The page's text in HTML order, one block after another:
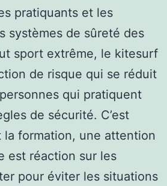
pratiquants et les
systèmes de sûreté des
sport extrême, le kitesurf
de risque qui se réduit
qui pratiquent
de sécurité. C’est
la formation, une attention
est réaction sur les
pour éviter les situations